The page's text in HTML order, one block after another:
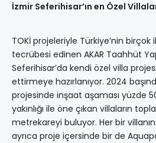
İzmir Seferihisar’ın en Özel
TOKİ projeleriyle Türkiye’nin
tecrübesi edinen AKAR Taahhüt
Seferihisar’da kendi özel villa
ettirmeye hazırlanıyor. 2024
projesinde inşaat aşaması yüzde
yakınlığı ile öne çıkan villaların
metrekareyi buluyor. Her bir
ayrıca proje içersinde bir de